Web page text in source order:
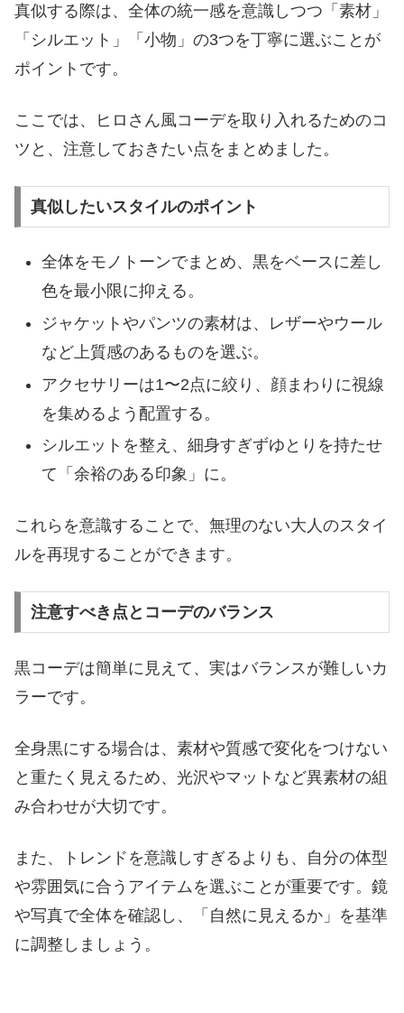
真似する際は、全体の統一感を意識しつつ「素材」
「シルエット」「小物」の3つを丁寧に選ぶことが
ポイントです。
ここでは、ヒロさん風コーデを取り入れるためのコ
ツと、注意しておきたい点をまとめました。
真似したいスタイルのポイント
全体をモノトーンでまとめ、黒をベースに差し
色を最小限に抑える。
ジャケットやパンツの素材は、レザーやウール
など上質感のあるものを選ぶ。
アクセサリーは1〜2点に絞り、顔まわりに視線
を集めるよう配置する。
シルエットを整え、細身すぎずゆとりを持たせ
て「余裕のある印象」に。
これらを意識することで、無理のない大人のスタイ
ルを再現することができます。
注意すべき点とコーデのバランス
黒コーデは簡単に見えて、実はバランスが難しいカ
ラーです。
全身黒にする場合は、素材や質感で変化をつけない
と重たく見えるため、光沢やマットなど異素材の組
み合わせが大切です。
また、トレンドを意識しすぎるよりも、自分の体型
や雰囲気に合うアイテムを選ぶことが重要です。鏡
や写真で全体を確認し、「自然に見えるか」を基準
に調整しましょう。